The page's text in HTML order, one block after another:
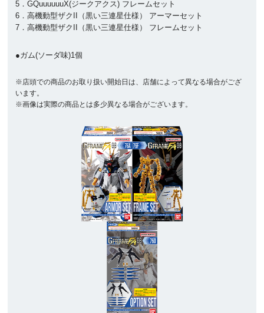
5．GQuuuuuuX(ジークアクス) フレームセット
6．高機動型ザクII（黒い三連星仕様） アーマーセット
7．高機動型ザクII（黒い三連星仕様） フレームセット
●ガム(ソーダ味)1個
※店頭での商品のお取り扱い開始日は、店舗によって異なる場合がござ
います。
※画像は実際の商品とは多少異なる場合がございます。